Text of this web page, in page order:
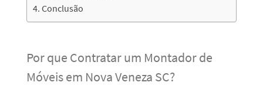
Conclusão
Por que Contratar um Montador de
Móveis em Nova Veneza SC?